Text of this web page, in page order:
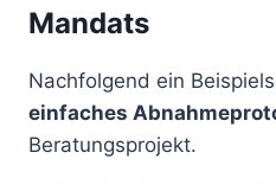
Mandats
Nachfolgend ein
einfaches
Beratungsprojekt.